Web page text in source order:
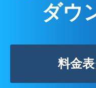
ダウ
料金